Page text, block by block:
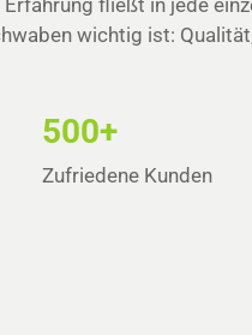
fließt in jede
wichtig ist:
500+
Zufriedene Kunden